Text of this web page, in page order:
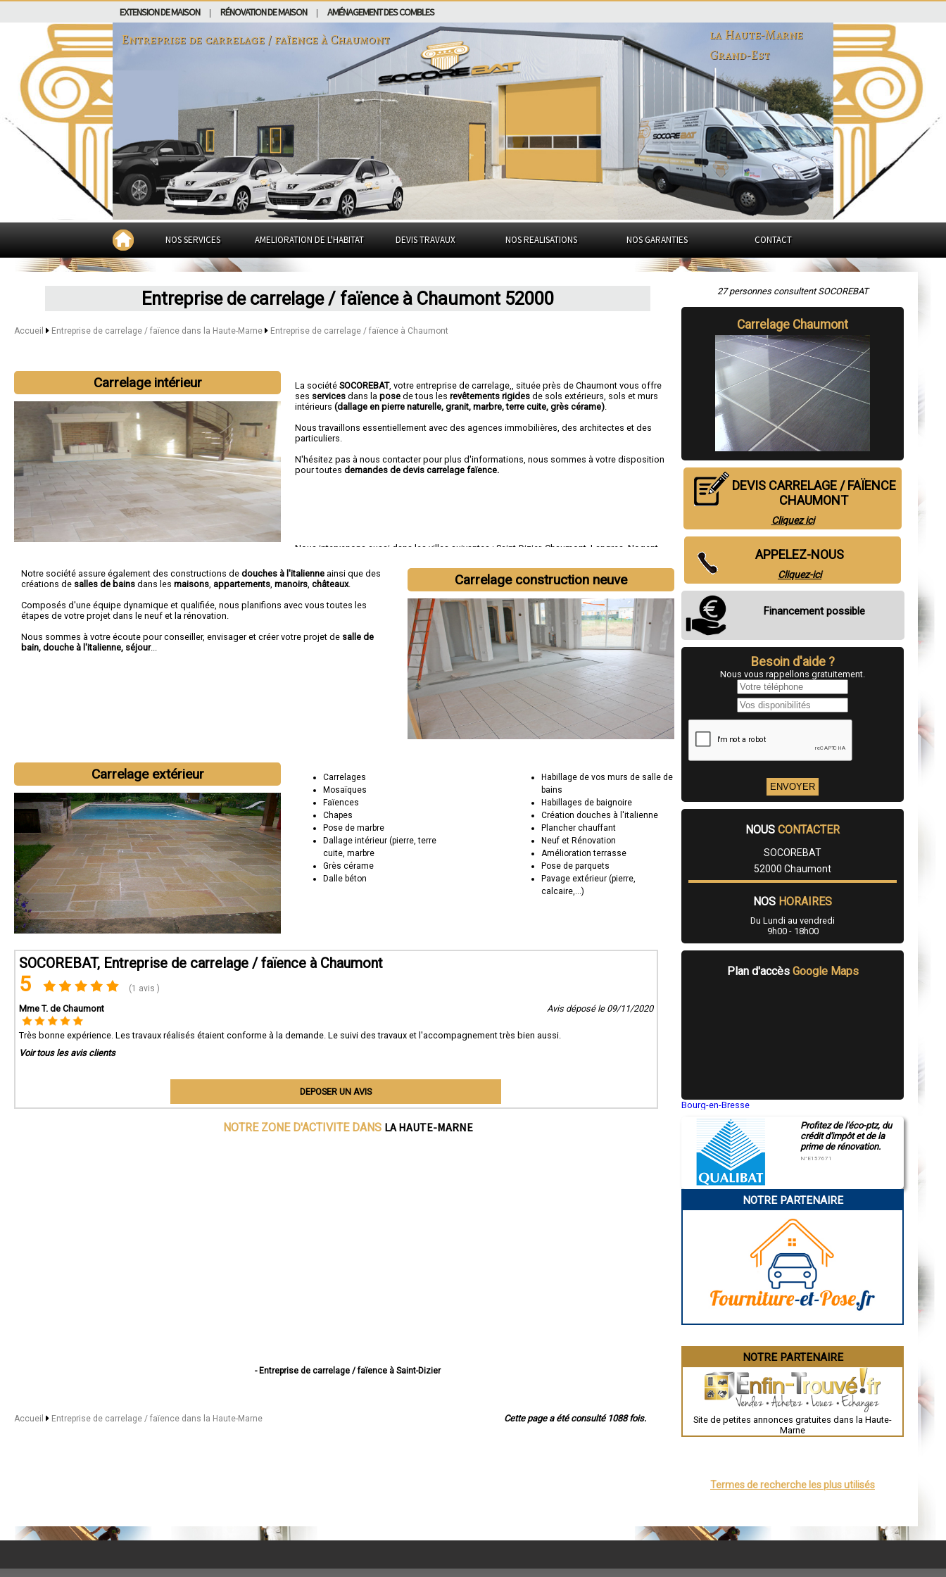
EXTENSION DE MAISON RÉNOVATION DE MAISON AMÉNAGEMENT DES COMBLES
Entreprise de carrelage / faïence àChaumont
la Haute-Marne
Grand-Est
NOS SERVICES AMELIORATION DE L'HABITAT DEVIS TRAVAUX NOS REALISATIONS NOS GARANTIES CONTACT
Entreprise de carrelage / faïence à Chaumont 52000
Accueil Entreprise de carrelage / faïence dans la Haute-Marne Entreprise de carrelage / faïence à Chaumont
Carrelage intérieur La sociétéSOCOREBAT,votre entreprise de carrelage,
, située près de Chaumont vous offre
ses services dans lapose de tous lesrevêtements rigides de sols extérieurs, sols et murs
intérieurs(dallage en pierre naturelle, granit, marbre, terre cuite, grès cérame)
Nous travaillons essentiellement avec des agences immobilières, des architectes et des
particuliers.
N'hésitez pas à nous contacter pour plus d'informations, nous sommes à votre disposition
pour toutesdemandes de devis carrelage faïence.
Nous intervenons aussi dans les villes suivantes :Saint-Dizier, Chaumont ,Langres ,Nogent
Carrelage construction neuve
Notre société assure également des constructions de douches à l'italienne ainsi que des
créations de salles de bains dans les maisons, appartements, manoirs, châteaux.
Composés d'une équipe dynamique et qualifiée, nous planifions avec vous toutes les
étapes de votre projet dans le neuf et la rénovation.
Nous sommes à votre écoute pour conseiller, envisager et créer votre projet de salle de
bain, douche à l'italienne, séjour...
Carrelage extérieur
Carrelages
Mosaïques
Faïences
Chapes
Pose de marbre
Dallage intérieur (pierre, terre
cuite, marbre
Grès cérame
Dalle béton
Habillage de vos murs de salle de
bains
Habillages de baignoire
Création douches à l'italienne
Plancher chauffant
Neuf et Rénovation
Amélioration terrasse
Pose de parquets
Pavage extérieur (pierre,
calcaire,...)
SOCOREBAT, Entreprise de carrelage / faïence à Chaumont
5 (1 avis )
Mme T. de Chaumont Avis déposé le 09/11/2020
Très bonne expérience. Les travaux réalisés étaient conforme à la demande. Le suivi des travaux et l'accompagnement très bien aussi.
Voir tous les avis clients
DEPOSER UN AVIS
NOTRE ZONE D'ACTIVITE DANS LA HAUTE-MARNE
- Entreprise de carrelage / faïence à Saint-Dizier
- Entreprise de carrelage / faïence à Joinville
- Entreprise de carrelage / faïence à Bettancourt-la-Ferrée
Cette page a été consulté 1088 fois.
Accueil Entreprise de carrelage / faïence dans la Haute-Marne
27 personnes consultent SOCOREBAT
Carrelage Chaumont
DEVIS CARRELAGE / FAÏENCE
CHAUMONT
Cliquez ici
APPELEZ-NOUS
Cliquez-ici
Financement possible
Besoin d'aide ?
Nous vous rappellons gratuitement.
NOUS CONTACTER
SOCOREBAT
52000 Chaumont
NOS HORAIRES
Du Lundi au vendredi
9h00 - 18h00
Plan d'accès Google Maps
Bourg-en-Bresse
Montluçon
Manosque
Gap
Charleville-Mézières
Pamiers
Narbonne
Brive-la-Gaillarde
Guéret
Besançon
Évreux
Chartres
Nîmes
Auch
Grenoble
Saint-Étienne
Le Puy-en-Velay
Cahors
Profitez de l'éco-ptz, du
crédit d'impôt et de la
prime de rénovation.
N°E157671
NOTRE PARTENAIRE
NOTRE PARTENAIRE
Site de petites annonces gratuites dans la Haute-
Marne
Termes de recherche les plus utilisés